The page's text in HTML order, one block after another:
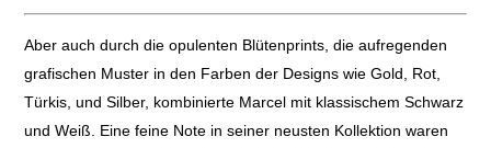
Aber auch durch die opulenten Blütenprints, die aufregenden
grafischen Muster in den Farben der Designs wie Gold, Rot,
Türkis, und Silber, kombinierte Marcel mit klassischem Schwarz
und Weiß. Eine feine Note in seiner neusten Kollektion waren